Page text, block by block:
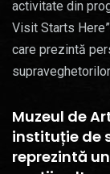
activitate din
Visit Starts
care prezintă
Muzeul de
instituție de
reprezintă